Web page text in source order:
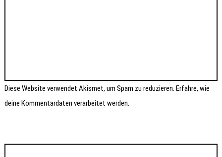
Diese Website verwendet Akismet, um Spam zu reduzieren.Erfahre, wie
deine Kommentardaten verarbeitet werden.